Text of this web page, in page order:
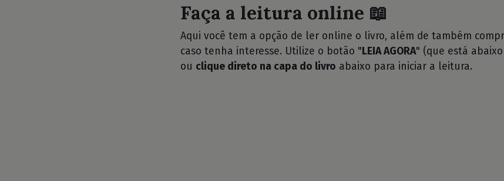
Faça a leitura online 📖
Aqui você tem a opção de ler online o livro, além de também
caso tenha interesse. Utilize o botão " LEIA AGORA" (que está
ou clique direto na capa do livro abaixo para iniciar a leitura.